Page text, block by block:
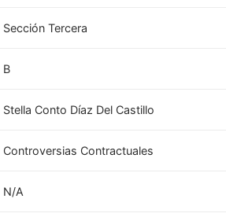
Sección Tercera
B
Stella Conto Díaz Del Castillo
Controversias Contractuales
N/A